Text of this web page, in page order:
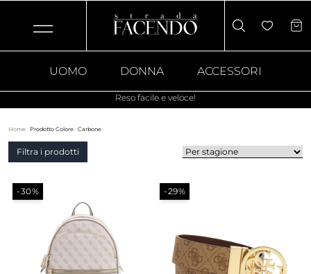
UOMO DONNA ACCESSORI
Reso facile e veloce!
Home · Prodotto Colore · Carbone
Filtra i prodotti
-30% -29%